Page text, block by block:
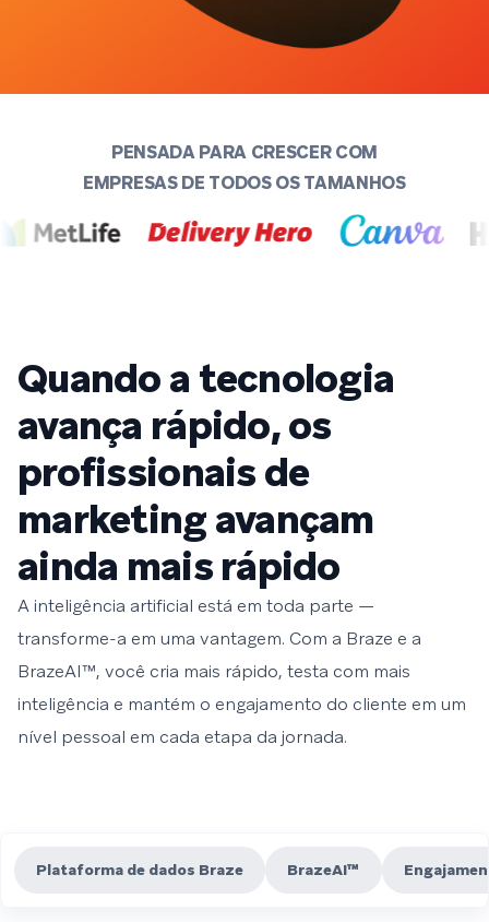
PENSADA PARA CRESCER COM
EMPRESAS DE TODOS OS TAMANHOS
Quando a tecnologia
avança rápido, os
profissionais de
marketing avançam
ainda mais rápido
A inteligência artificial está em toda parte —
transforme-a em uma vantagem. Com a Braze e a
BrazeAI™, você cria mais rápido, testa com mais
inteligência e mantém o engajamento do cliente em um
nível pessoal em cada etapa da jornada.
Plataforma de dados Braze BrazeAI™